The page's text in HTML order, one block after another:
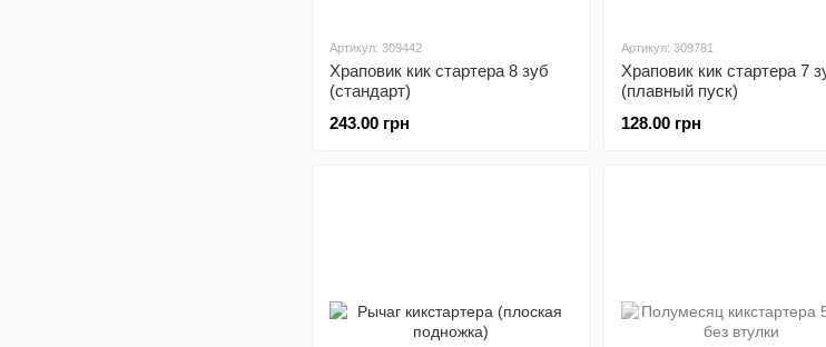
Артикул: 309442
Храповик кик стартера 8 зуб
(стандарт)
243.00 грн
Артикул: 309781
Храповик кик стартера 7
(плавный пуск)
128.00 грн